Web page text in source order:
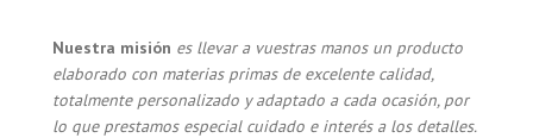
Nuestra misión es llevar a vuestras manos un producto
elaborado con materias primas de excelente calidad,
totalmente personalizado y adaptado a cada ocasión, por
lo que prestamos especial cuidado e interés a los detalles.